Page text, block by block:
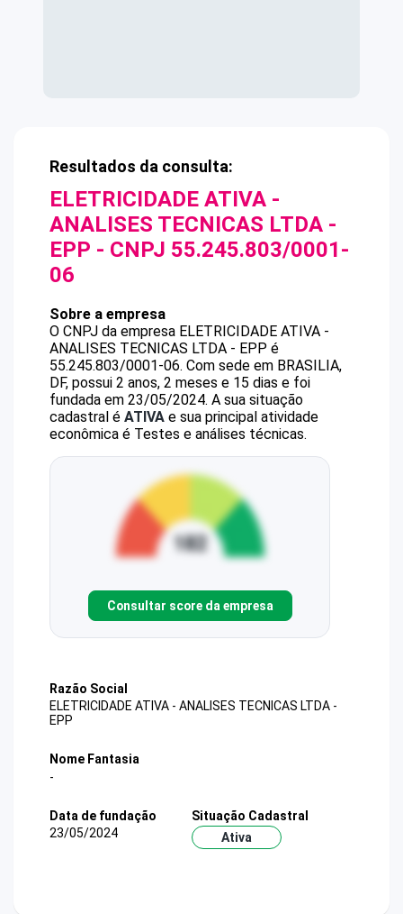
Resultados da consulta:
ELETRICIDADE ATIVA -
ANALISES TECNICAS LTDA -
EPP - CNPJ 55.245.803/0001-
06
Sobre a empresa
O CNPJ da empresa ELETRICIDADE ATIVA -
ANALISES TECNICAS LTDA - EPP é
55.245.803/0001-06. Com sede em BRASILIA,
DF, possui 2 anos, 2 meses e 15 dias e foi
fundada em 23/05/2024. A sua situação
cadastral é ATIVA e sua principal atividade
econômica é Testes e análises técnicas.
Consultar score da empresa
Razão Social
ELETRICIDADE ATIVA - ANALISES TECNICAS LTDA -
EPP
Nome Fantasia
-
Data de fundação
23/05/2024
Situação Cadastral
Ativa